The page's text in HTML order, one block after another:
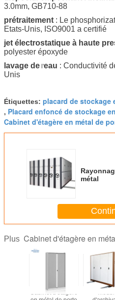
3.0mm, GB710-88
prétraitement : Le
Etats-Unis, ISO9001 a certifié
jet électrostatique à haute
polyester époxyde
lavage de l'eau : Conductivité
Unis
Étiquettes: placard de stockage
, Placard enfoncé de stockage
Cabinet d'étagère en métal de
métal
Plus Cabinet d'étagère en
Cabinet d'étagère